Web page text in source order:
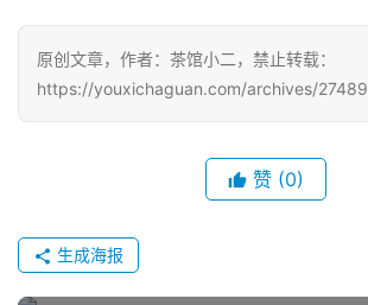
原创文章，作者：茶馆小二，禁止转载：
https://youxichaguan.com/archives/27489
赞 (0)
生成海报